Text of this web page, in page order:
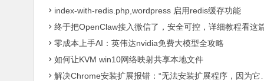
index-with-redis.php,wordpress 启用redis缓存功能
终于把OpenClaw接入微信了，安全可控，详细教程看这
零成本上手AI：英伟达nvidia免费大模型全攻略
如何让KVM win10网络映射共享本地文件
解决Chrome安装扩展报错：“无法安装扩展程序，因为它使用了不受支持的清单版本“